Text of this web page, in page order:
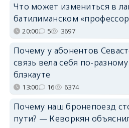
Что может измениться в
батилиманском
20:00 5 3697
Почему у абонентов
связь вела себя по-
блэкауте
13:00 16 6374
Почему наш бронепоезд
пути? — Кеворкян